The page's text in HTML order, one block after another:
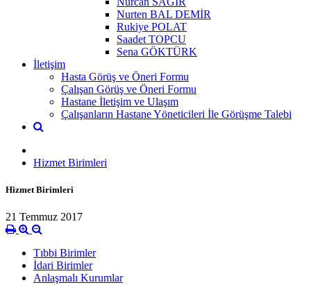
Nurten BAL DEMİR
Rukiye POLAT
Saadet TOPCU
Sena GÖKTÜRK
İletişim
Hasta Görüş ve Öneri Formu
Çalışan Görüş ve Öneri Formu
Hastane İletişim ve Ulaşım
Çalışanların Hastane Yöneticileri İle Görüşme Talebi
Hizmet Birimleri
Hizmet Birimleri
21 Temmuz 2017
Tıbbi Birimler
İdari Birimler
Anlaşmalı Kurumlar